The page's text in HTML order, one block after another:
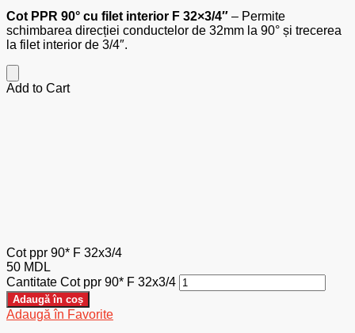
Cot PPR 90° cu filet interior F 32×3/4″ – Permite
schimbarea direcției conductelor de 32mm la 90° și trecerea
la filet interior de 3/4″.
Add to Cart
Cot ppr 90* F 32x3/4
50 MDL
Cantitate Cot ppr 90* F 32x3/4
Adaugă în coș
Adaugă în Favorite